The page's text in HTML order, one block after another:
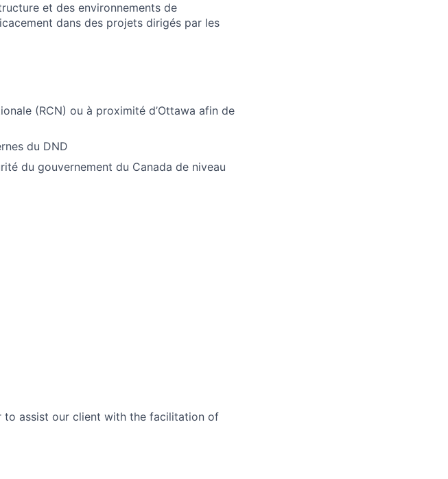
et des environnements de
dans des projets dirigés par les
(RCN) ou à proximité d’Ottawa afin de
du DND
du gouvernement du Canada de niveau
to assist our client with the facilitation of